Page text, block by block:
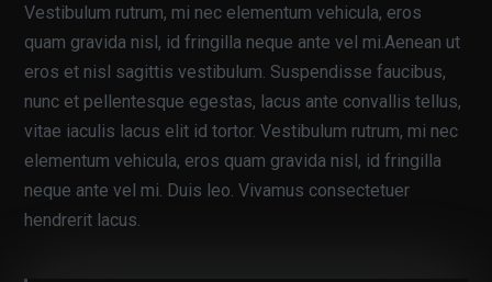
Vestibulum rutrum, mi nec elementum vehicula, eros
quam gravida nisl, id fringilla neque ante vel mi.Aenean ut
eros et nisl sagittis vestibulum. Suspendisse faucibus,
nunc et pellentesque egestas, lacus ante convallis tellus,
vitae iaculis lacus elit id tortor. Vestibulum rutrum, mi nec
elementum vehicula, eros quam gravida nisl, id fringilla
neque ante vel mi. Duis leo. Vivamus consectetuer
hendrerit lacus.